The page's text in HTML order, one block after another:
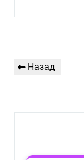
Навигация
Предыдущая
Назад